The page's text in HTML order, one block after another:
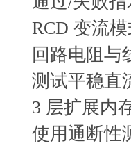
RCD 变流
回路电阻与
测试平稳直
3 层扩展内
使用通断性